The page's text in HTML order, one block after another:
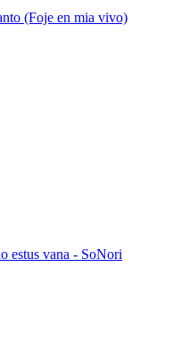
(Foje en mia vivo)
estus vana - SoNori